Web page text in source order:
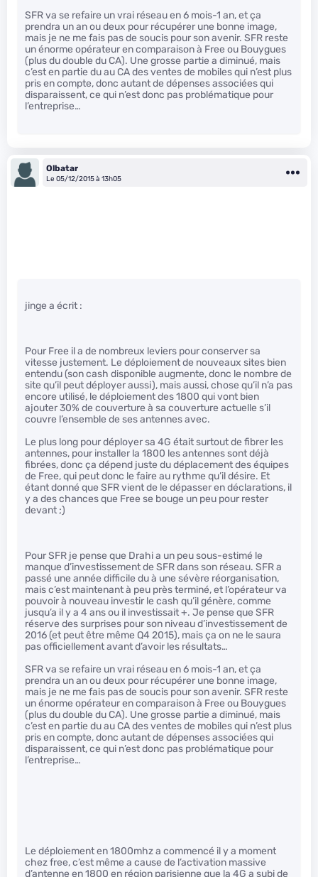
SFR va se refaire un vrai réseau en 6 mois-1 an, et ça
prendra un an ou deux pour récupérer une bonne image,
mais je ne me fais pas de soucis pour son avenir. SFR reste
un énorme opérateur en comparaison à Free ou Bouygues
(plus du double du CA). Une grosse partie a diminué, mais
c’est en partie du au CA des ventes de mobiles qui n’est plus
pris en compte, donc autant de dépenses associées qui
disparaissent, ce qui n’est donc pas problématique pour
l’entreprise…
Olbatar
Le 05/12/2015 à 13h05
jinge a écrit :
Pour Free il a de nombreux leviers pour conserver sa
vitesse justement. Le déploiement de nouveaux sites bien
entendu (son cash disponible augmente, donc le nombre de
site qu’il peut déployer aussi), mais aussi, chose qu’il n’a pas
encore utilisé, le déploiement des 1800 qui vont bien
ajouter 30% de couverture à sa couverture actuelle s’il
couvre l’ensemble de ses antennes avec.
Le plus long pour déployer sa 4G était surtout de fibrer les
antennes, pour installer la 1800 les antennes sont déjà
fibrées, donc ça dépend juste du déplacement des équipes
de Free, qui peut donc le faire au rythme qu’il désire. Et
étant donné que SFR vient de le dépasser en déclarations, il
y a des chances que Free se bouge un peu pour rester
devant ;)
Pour SFR je pense que Drahi a un peu sous-estimé le
manque d’investissement de SFR dans son réseau. SFR a
passé une année difficile du à une sévère réorganisation,
mais c’est maintenant à peu près terminé, et l’opérateur va
pouvoir à nouveau investir le cash qu’il génère, comme
jusqu’a il y a 4 ans ou il investissait +. Je pense que SFR
réserve des surprises pour son niveau d’investissement de
2016 (et peut être même Q4 2015), mais ça on ne le saura
pas officiellement avant d’avoir les résultats…
SFR va se refaire un vrai réseau en 6 mois-1 an, et ça
prendra un an ou deux pour récupérer une bonne image,
mais je ne me fais pas de soucis pour son avenir. SFR reste
un énorme opérateur en comparaison à Free ou Bouygues
(plus du double du CA). Une grosse partie a diminué, mais
c’est en partie du au CA des ventes de mobiles qui n’est plus
pris en compte, donc autant de dépenses associées qui
disparaissent, ce qui n’est donc pas problématique pour
l’entreprise…
Le déploiement en 1800mhz a commencé il y a moment
chez free, c’est même a cause de l’activation massive
d’antenne en 1800 en région parisienne que la 4G a subi de